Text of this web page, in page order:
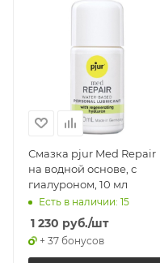
Смазка pjur Med Repair
на водной основе, с
гиалуроном, 10 мл
Есть в наличии: 15
1 230 руб./шт
+ 37 бонусов